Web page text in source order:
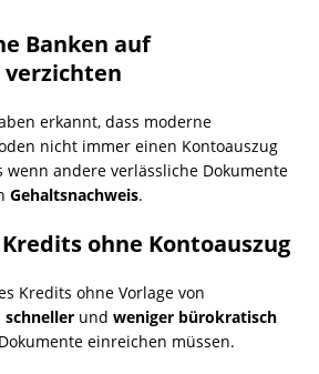
Banken auf
verzichten
erkannt, dass moderne
nicht immer einen Kontoauszug
andere verlässliche Dokumente
Gehaltsnachweis.
ohne Kontoauszug
Kredits ohne Vorlage von
schneller und weniger bürokratisch
einreichen müssen.